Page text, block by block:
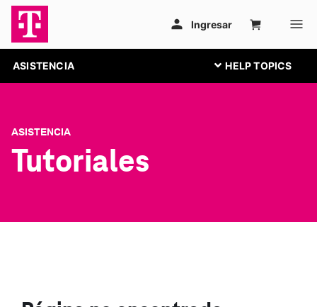
ASISTENCIA
ASISTENCIA
Tutoriales